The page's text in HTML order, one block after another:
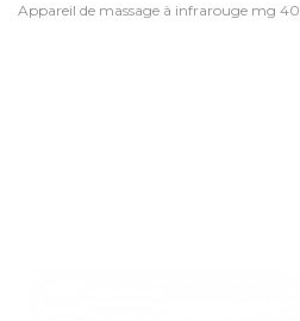
Appareil de massage à infrarouge mg 40